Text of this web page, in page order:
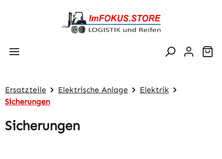
Zum Hauptinhalt springen
Ersatzteile Elektrische Anlage
Elektrik
Sicherungen
Sicherungen